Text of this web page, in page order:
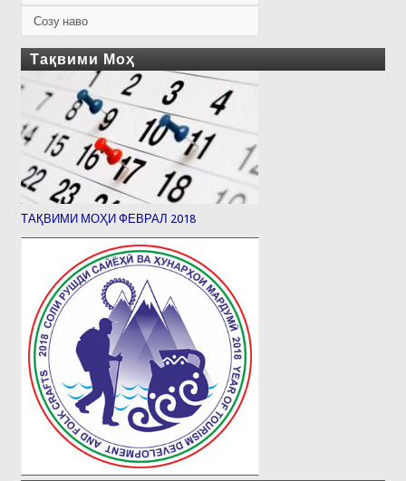
Созу наво
Тақвими Моҳ
ТАҚВИМИ МОҲИ ФЕВРАЛ 2018